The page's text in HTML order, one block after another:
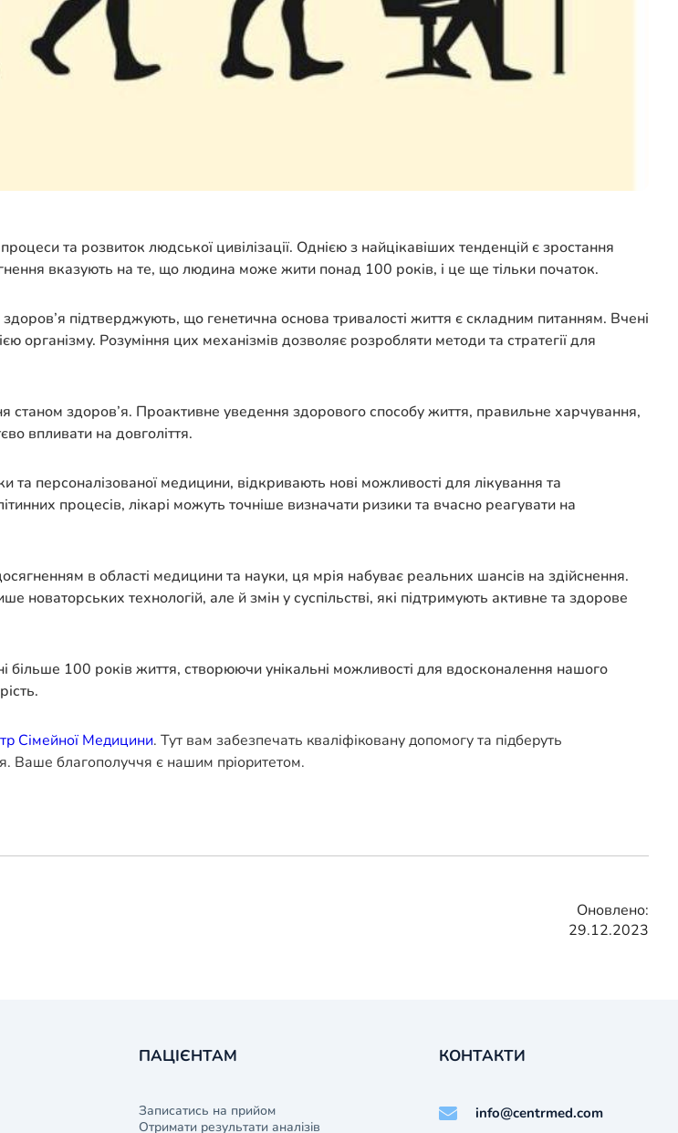
та розвиток людської цивілізації. Однією з найцікавіших тенденцій є зростання
вказують на те, що людина може жити понад 100 років, і це ще тільки початок.
підтверджують, що генетична основа тривалості життя є складним питанням. Вчені
організму. Розуміння цих механізмів дозволяє розробляти методи та стратегії для
станом здоров’я. Проактивне уведення здорового способу життя, правильне харчування,
впливати на довголіття.
та персоналізованої медицини, відкривають нові можливості для лікування та
процесів, лікарі можуть точніше визначати ризики та вчасно реагувати на
в області медицини та науки, ця мрія набуває реальних шансів на здійснення.
технологій, але й змін у суспільстві, які підтримують активне та здорове
100 років життя, створюючи унікальні можливості для вдосконалення нашого
Сімейної Медицини. Тут вам забезпечать кваліфіковану допомогу та підберуть
Ваше благополуччя є нашим пріоритетом.
Оновлено:
29.12.2023
ПАЦІЄНТАМ
Записатись на прийом
Отримати результати аналізів
КОНТАКТИ
info@centrmed.com